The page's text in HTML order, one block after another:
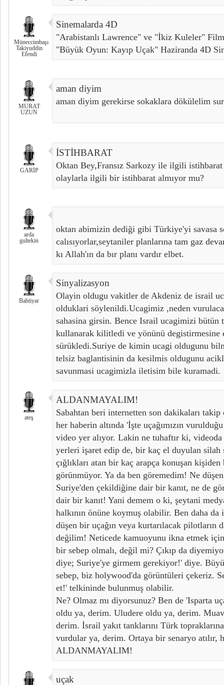
Müneccimbaşı
Takiyuddin
Efendi
Sinemalarda 4D
"Arabistanlı Lawrence" ve "İkiz Kuleler"
"Büyük Oyun: Kayıp Uçak" Haziranda 4D
MURAT
UZUN
aman diyim
aman diyim gerekirse sokaklara dökülelim
GARİP
İSTİHBARAT
Oktan Bey,Fransız Sarkozy ile ilgili istihbarat
olaylarla ilgili bir istihbarat almıyor mu?
arda
gultekin
oktan abimizin dediği gibi Türkiye'yi savasa
calısıyorlar,seytaniler planlarına tam gaz
kı Allah'ın da bır planı vardır elbet.
Bahtiyar
Sinyalizasyon
Olayin oldugu vakitler de Akdeniz de israil
olduklari söylenildi.Ucagimiz ,neden
sahasina girsin. Bence Israil ucagimizi
kullanarak kilitledi ve yönünü degistirmesine
sürükledi.Suriye de kimin ucagi oldugunu
telsiz baglantisinin da kesilmis oldugunu
savunmasi ucagimizla iletisim bile kuramadi.
ateş
ALDANMAYALIM!
Sabahtan beri internetten son dakikaları
her haberin altında 'İşte uçağımızın
video yer alıyor. Lakin ne tuhaftır ki,
yerleri işaret edip de, bir kaç el duyulan silah
çığlıkları atan bir kaç arapça konuşan
görünmüyor. Ya da ben göremedim! Ne
Suriye'den çekildiğine dair bir kanıt, ne de
dair bir kanıt! Yani demem o ki, şeytani
halkının önüne koymuş olabilir. Ben daha da
düşen bir uçağın veya kurtarılacak pilotların
değilim! Neticede kamuoyunu ikna etmek
bir sebep olmalı, değil mi? Çıkıp da
diye; Suriye'ye girmem gerekiyor!' diye.
sebep, biz holywood'da görüntüleri çekeriz.
et!' telkininde bulunmuş olabilir.
Ne? Olmaz mı diyorsunuz? Ben de 'Isparta
oldu ya, derim. Uludere oldu ya, derim.
derim. İsrail yakıt tanklarını Türk
vurdular ya, derim. Ortaya bir senaryo atılır,
ALDANMAYALIM!
uçak